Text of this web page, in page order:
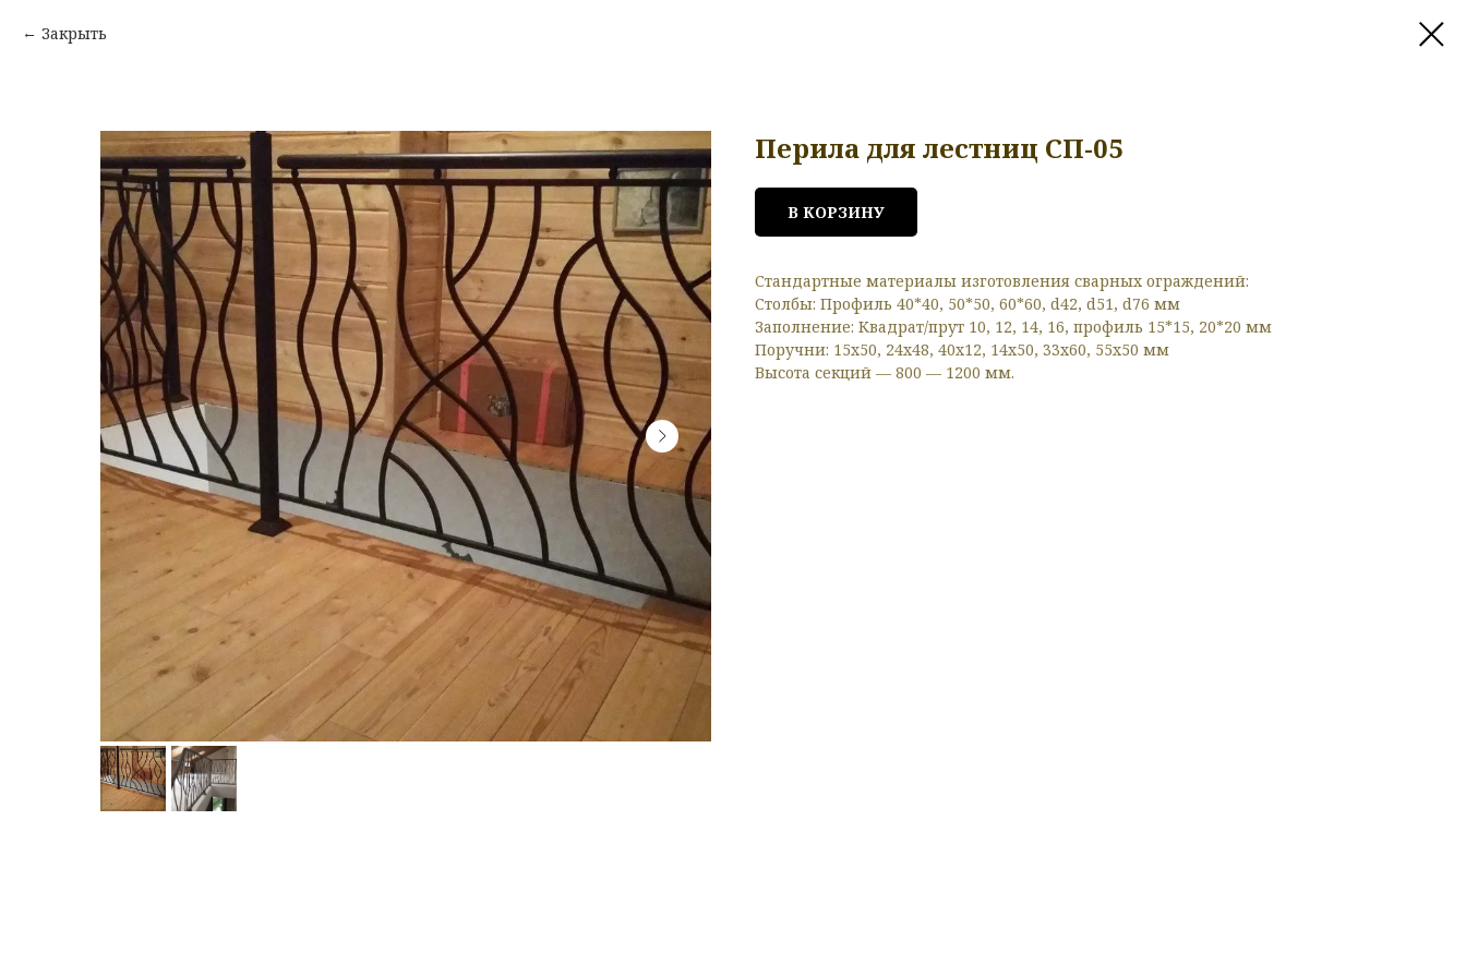
Закрыть
Перила для лестниц СП-05
В КОРЗИНУ
Стандартные материалы изготовления сварных ограждений:
Столбы: Профиль 40*40, 50*50, 60*60, d42, d51, d76 мм
Заполнение: Квадрат/прут 10, 12, 14, 16, профиль 15*15, 20*20 мм
Поручни: 15x50, 24x48, 40x12, 14x50, 33x60, 55x50 мм
Высота секций — 800 — 1200 мм.